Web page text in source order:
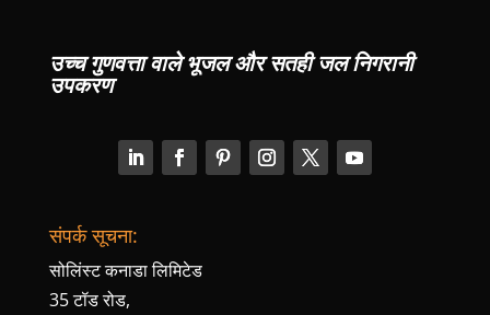
उच्च गुणवत्ता वाले भूजल और सतही जल निगरानी
उपकरण
संपर्क सूचना:
सोलिंस्ट कनाडा लिमिटेड
35 टॉड रोड,